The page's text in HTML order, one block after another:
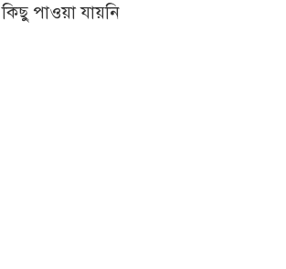
কিছু পাওয়া যায়নি